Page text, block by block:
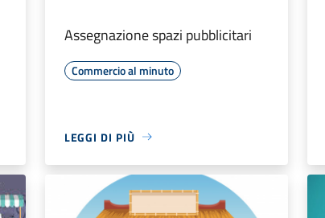
Assegnazione spazi pubblicitari
Commercio al minuto
LEGGI DI PIÙ